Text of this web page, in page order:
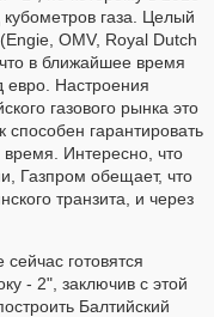
газа. Целый
OMV, Royal Dutch
в ближайшее время
евро. Настроения
газового рынка это
способен гарантировать
время. Интересно, что
Газпром обещает, что
транзита, и через
готовятся
- 2", заключив с этой
Балтийский